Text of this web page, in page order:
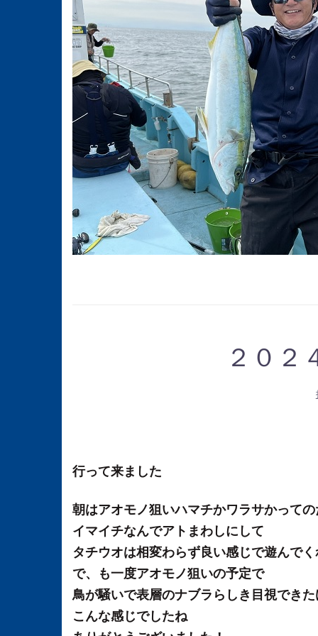
２０２
行って来ました
朝はアオモノ狙いハマチかワラサかって
イマイチなんでアトまわしにして
タチウオは相変わらず良い感じで遊んで
で、も一度アオモノ狙いの予定で
鳥が騒いで表層のナブラらしき目視でき
こんな感じでしたね